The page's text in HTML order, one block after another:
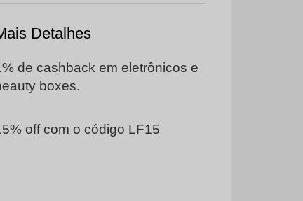
Detalhes
de cashback em eletrônicos e
boxes.
off com o código LF15